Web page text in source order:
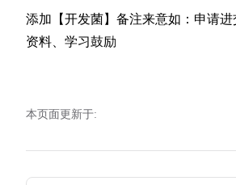
添加【开发菌】备注来意如：申请
资料、学习鼓励
本页面更新于:
Pager